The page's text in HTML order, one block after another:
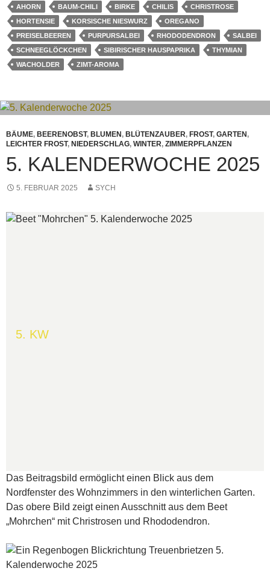
AHORN BAUM-CHILI BIRKE CHILIS
CHRISTROSE
HORTENSIE
KORSISCHE NIESWURZ
OREGANO
PREISELBEEREN
PURPURSALBEI RHODODENDRON
SALBEI
SCHNEEGLÖCKCHEN
SIBIRISCHER HAUSPAPRIKA
THYMIAN
WACHOLDER
ZIMT-AROMA
BÄUME, BEERENOBST, BLUMEN , BLÜTENZAUBER, FROST, GARTEN ,
LEICHTER FROST, NIEDERSCHLAG, WINTER, ZIMMERPFLANZEN
5. KALENDERWOCHE 2025
5. FEBRUAR 2025 SYCH
5. KW
Das Beitragsbild ermöglicht einen Blick aus dem
Nordfenster des Wohnzimmers in den winterlichen Garten.
Das obere Bild zeigt einen Ausschnitt aus dem Beet
„Mohrchen“ mit Christrosen und Rhododendron.